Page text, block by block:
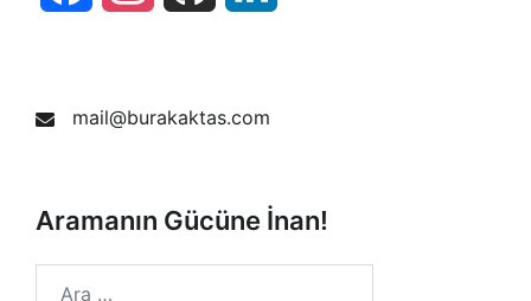
mail@burakaktas.com
Aramanın Gücüne İnan!